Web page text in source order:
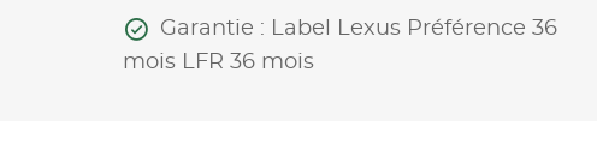
Garantie : Label Lexus Préférence 36
mois LFR 36 mois